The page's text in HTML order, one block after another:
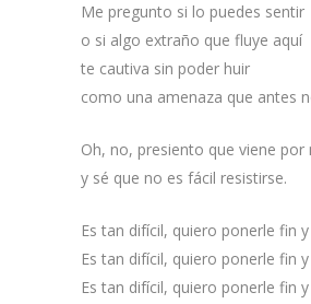
Me pregunto si lo puedes sentir
o si algo extraño que fluye aquí
te cautiva sin poder huir
como una amenaza que antes
Oh, no, presiento que viene por
y sé que no es fácil resistirse.
Es tan difícil, quiero ponerle fin
Es tan difícil, quiero ponerle fin
Es tan difícil, quiero ponerle fin